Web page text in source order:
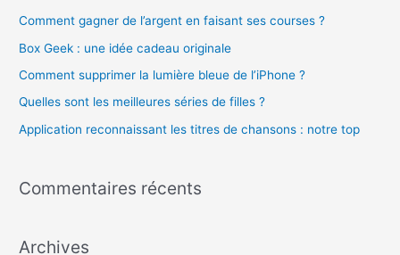
r
c
h
Comment gagner de l’argent en faisant ses courses ?
Box Geek : une idée cadeau originale
Comment supprimer la lumière bleue de l’iPhone ?
Quelles sont les meilleures séries de filles ?
Application reconnaissant les titres de chansons : notre top
Commentaires récents
Archives